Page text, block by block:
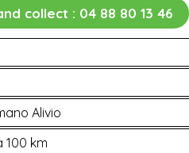
collect : 04 88 80 13 46
Alivio
100 km